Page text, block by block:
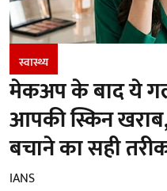
स्वास्थ्य
मेकअप के बाद ये
आपकी स्किन
बचाने का सही
IANS